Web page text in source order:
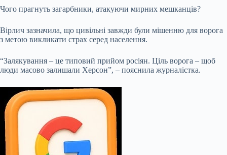
Чого прагнуть загарбники, атакуючи мирних мешканців?
Вірлич зазначила, що цивільні завжди були мішенню для ворога
з метою викликати страх серед населення.
“Залякування – це типовий прийом росіян. Ціль ворога – щоб
люди масово залишали Херсон”, – пояснила журналістка.